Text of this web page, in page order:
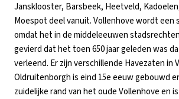
Jansklooster, Barsbeek, Heetveld,
Moespot deel vanuit. Vollenhove wordt een
omdat het in de middeleeuwen
gevierd dat het toen 650 jaar geleden was
verleend. Er zijn verschillende Havezaten in
Oldruitenborgh is eind 15e eeuw gebouwd
zuidelijke rand van het oude Vollenhove en